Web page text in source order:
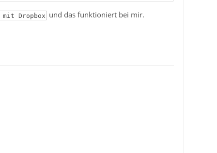
Dropbox und das funktioniert bei mir.